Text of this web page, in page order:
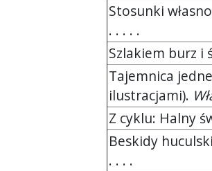
Stosunki
. . . . .
Szlakiem burz i
Tajemnica
ilustracjami).
Z cyklu: Halny
Beskidy
. . . .